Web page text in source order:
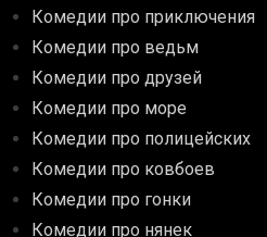
Комедии про приключения
Комедии про ведьм
Комедии про друзей
Комедии про море
Комедии про полицейских
Комедии про ковбоев
Комедии про гонки
Комедии про нянек